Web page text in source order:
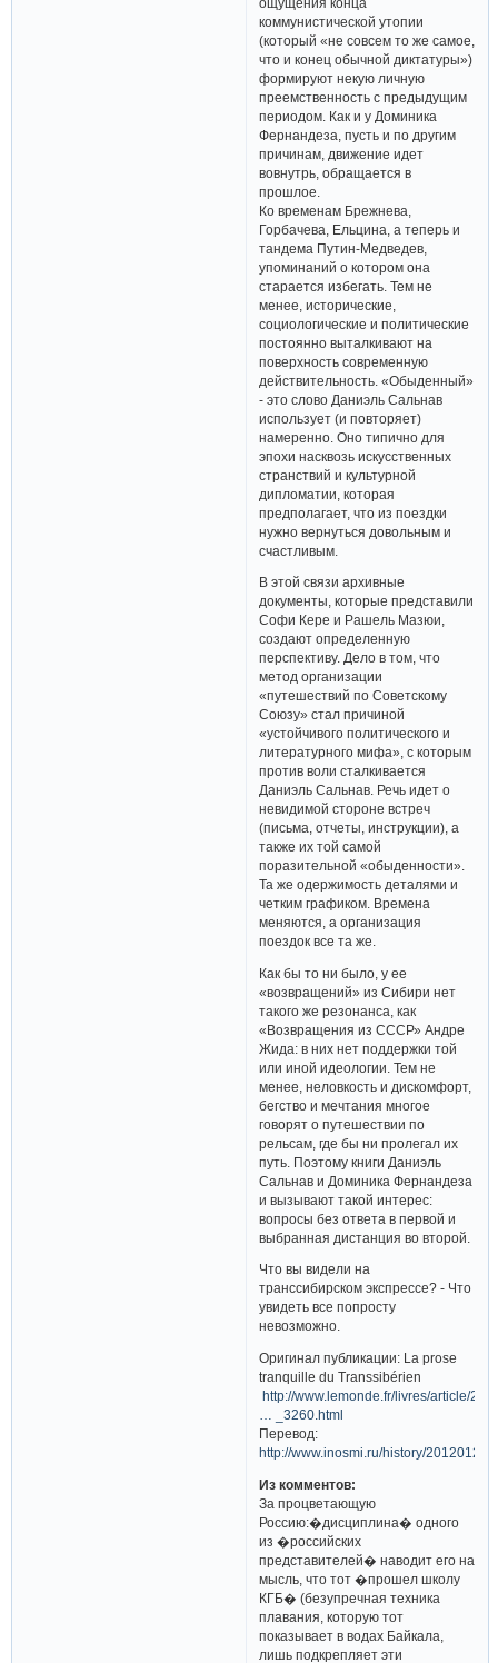
коммунистической утопии
(который «не совсем то же самое,
что и конец обычной диктатуры»)
формируют некую личную
преемственность с предыдущим
периодом. Как и у Доминика
Фернандеза, пусть и по другим
причинам, движение идет
вовнутрь, обращается в
прошлое.
Ко временам Брежнева,
Горбачева, Ельцина, а теперь и
тандема Путин-Медведев,
упоминаний о котором она
старается избегать. Тем не
менее, исторические,
социологические и политические
постоянно выталкивают на
поверхность современную
действительность. «Обыденный»
- это слово Даниэль Сальнав
использует (и повторяет)
намеренно. Оно типично для
эпохи насквозь искусственных
странствий и культурной
дипломатии, которая
предполагает, что из поездки
нужно вернуться довольным и
счастливым.
В этой связи архивные
документы, которые представили
Софи Кере и Рашель Мазюи,
создают определенную
перспективу. Дело в том, что
метод организации
«путешествий по Советскому
Союзу» стал причиной
«устойчивого политического и
литературного мифа», с которым
против воли сталкивается
Даниэль Сальнав. Речь идет о
невидимой стороне встреч
(письма, отчеты, инструкции), а
также их той самой
поразительной «обыденности».
Та же одержимость деталями и
четким графиком. Времена
меняются, а организация
поездок все та же.
Как бы то ни было, у ее
«возвращений» из Сибири нет
такого же резонанса, как
«Возвращения из СССР» Андре
Жида: в них нет поддержки той
или иной идеологии. Тем не
менее, неловкость и дискомфорт,
бегство и мечтания многое
говорят о путешествии по
рельсам, где бы ни пролегал их
путь. Поэтому книги Даниэль
Сальнав и Доминика Фернандеза
и вызывают такой интерес:
вопросы без ответа в первой и
выбранная дистанция во второй.
Что вы видели на
транссибирском экспрессе? - Что
увидеть все попросту
невозможно.
Оригинал публикации: La prose
tranquille du Transsibérien
http://www.lemonde.fr/livres/article/20
… _3260.html
Перевод:
http://www.inosmi.ru/history/20120128/
Из комментов:
За процветающую
Россию:�дисциплина� одного
из �российских
представителей� наводит его на
мысль, что тот �прошел школу
КГБ� (безупречная техника
плавания, которую тот
показывает в водах Байкала,
лишь подкрепляет эти